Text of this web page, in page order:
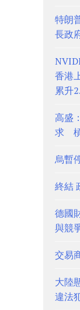
特朗
長政
香港
累升
高盛
求 槓
烏暫
終結
德國
與競
交易
大陸
違法